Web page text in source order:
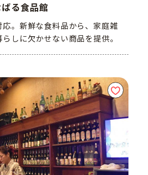
る食品館
。新鮮な食料品から、家庭雑
しに欠かせない商品を提供。